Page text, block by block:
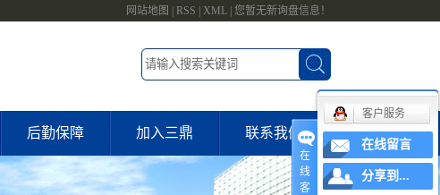
网站地图 RSS XML 您暂无新询盘信息！
后勤保障 加入三鼎 联系我们
联系我们
在
线
客
客户服务
在线留言
分享到...